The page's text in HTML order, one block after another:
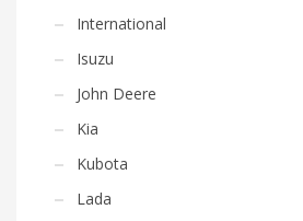
International
Isuzu
John Deere
Kia
Kubota
Lada